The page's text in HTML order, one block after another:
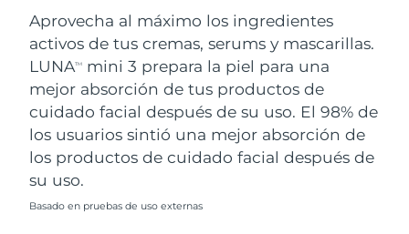
Aprovecha al máximo los ingredientes
activos de tus cremas, serums y mascarillas.
LUNATM
mini 3 prepara la piel para una
mejor absorción de tus productos de
cuidado facial después de su uso. El 98% de
los usuarios sintió una mejor absorción de
los productos de cuidado facial después de
su uso.
Basado en pruebas de uso externas